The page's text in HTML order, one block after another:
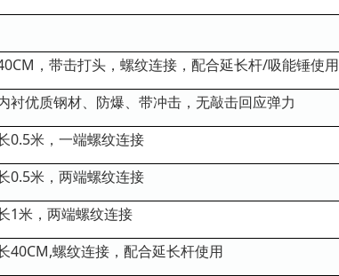
，带击打头，螺纹连接，配合延长杆/吸能锤使用
衬优质钢材、防爆、带冲击，无敲击回应弹力
0.5米，一端螺纹连接
0.5米，两端螺纹连接
1米，两端螺纹连接
40CM,螺纹连接，配合延长杆使用